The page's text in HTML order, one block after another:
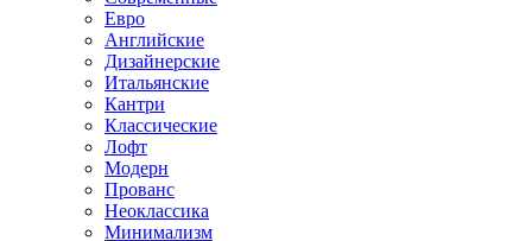
Евро
Английские
Дизайнерские
Итальянские
Кантри
Классические
Лофт
Модерн
Прованс
Неоклассика
Минимализм